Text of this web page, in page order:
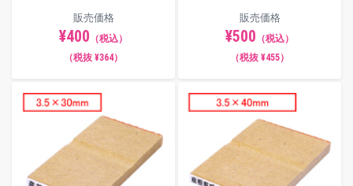
5×40
5.5×41
6.5×40
7×30 7×50
販売価格
¥400 （税込）
（税抜 ¥364）
販売価格
¥500 （税込）
（税抜 ¥455）